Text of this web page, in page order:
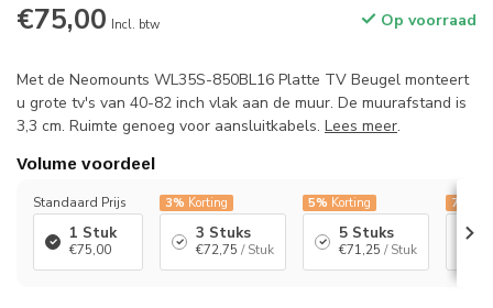
€75,00 Incl. btw Op voorraad
Met de Neomounts WL35S-850BL16 Platte TV Beugel monteert
u grote tv's van 40-82 inch vlak aan de muur. De muurafstand is
3,3 cm. Ruimte genoeg voor aansluitkabels. Lees meer.
Volume voordeel
Standaard Prijs
1 Stuk
€75,00
3% Korting
3 Stuks
€72,75 / Stuk
5% Korting
5 Stuks
€71,25 / Stuk
7%